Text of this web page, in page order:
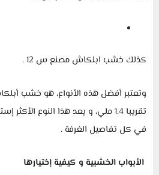
كذلك خشب ابلكاش مصنع س 12 .
تقريبا 1.4 ملي، و يعد هذا النوع
في كل تفاصيل الغرفة .
الأبواب الخشبية و كيفية إختيارها